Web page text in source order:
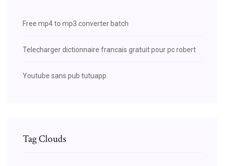
Free mp4 to mp3 converter batch
Telecharger dictionnaire francais gratuit pour pc robert
Youtube sans pub tutuapp
Tag Clouds